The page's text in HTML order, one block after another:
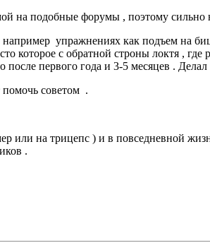
на подобные форумы , поэтому сильно
упражнениях как подъем на
которое с обратной строны локтя ,
после первого года и 3-5 месяцев .
помочь советом .
или на трицепс ) и в повседневной
.